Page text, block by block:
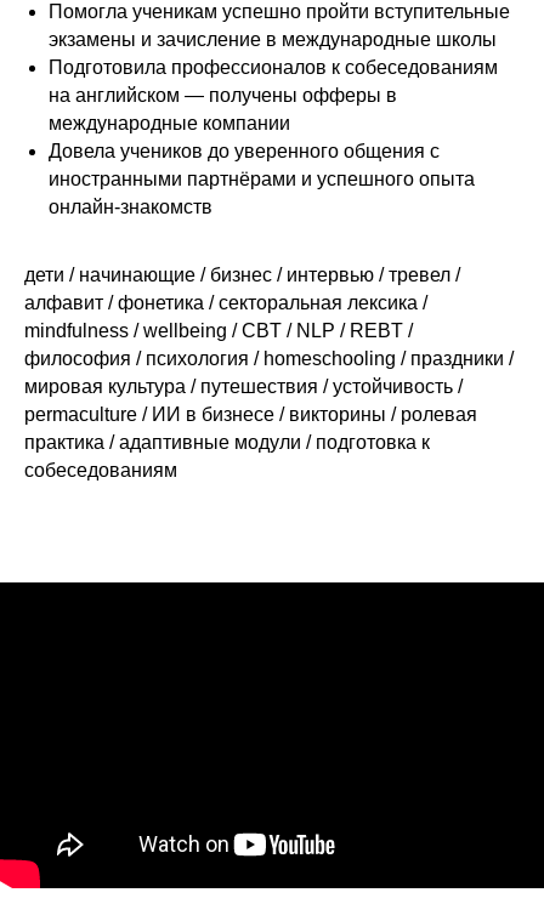
Помогла ученикам успешно пройти вступительные
экзамены и зачисление в международные школы
Подготовила профессионалов к собеседованиям
на английском — получены офферы в
международные компании
Довела учеников до уверенного общения с
иностранными партнёрами и успешного опыта
онлайн-знакомств
дети / начинающие / бизнес / интервью / тревел /
алфавит / фонетика / секторальная лексика /
mindfulness / wellbeing / CBT / NLP / REBT /
философия / психология / homeschooling / праздники /
мировая культура / путешествия / устойчивость /
permaculture / ИИ в бизнесе / викторины / ролевая
практика / адаптивные модули / подготовка к
собеседованиям